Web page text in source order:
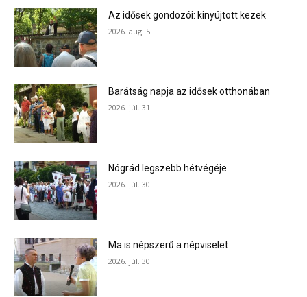
Az idősek gondozói: kinyújtott kezek
2026. aug. 5.
Barátság napja az idősek otthonában
2026. júl. 31.
Nógrád legszebb hétvégéje
2026. júl. 30.
Ma is népszerű a népviselet
2026. júl. 30.